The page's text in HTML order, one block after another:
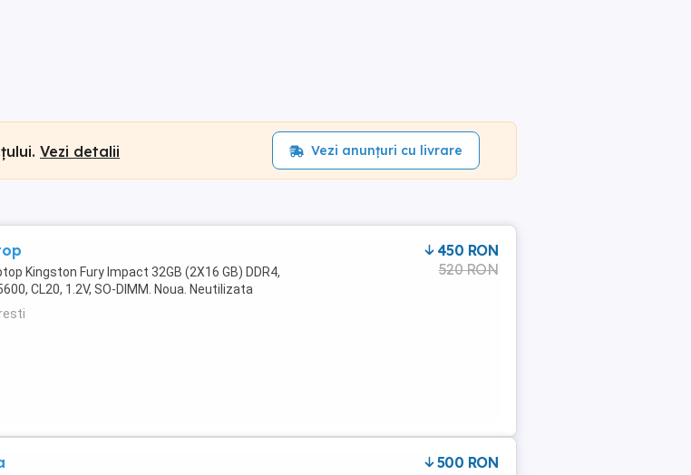
Vezi detalii Vezi anunțuri cu livrare
Kingston Fury Impact 32GB (2X16 GB) DDR4,
CL20, 1.2V, SO-DIMM. Noua. Neutilizata
450 RON
520 RON
500 RON